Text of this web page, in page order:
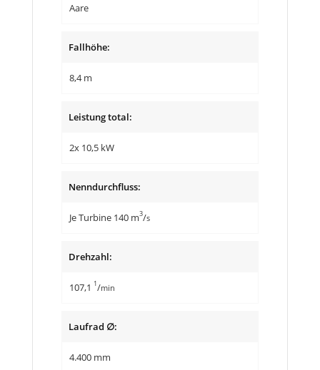
Aare
Fallhöhe:
8,4 m
Leistung total:
2x 10,5 kW
Nenndurchfluss:
Je Turbine 140 m3/s
Drehzahl:
107,1 1/min
Laufrad ∅:
4.400 mm